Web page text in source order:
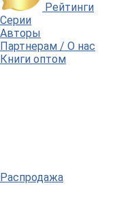
Рейтинги
Серии
Авторы
Партнерам / О нас
Книги оптом
Распродажа